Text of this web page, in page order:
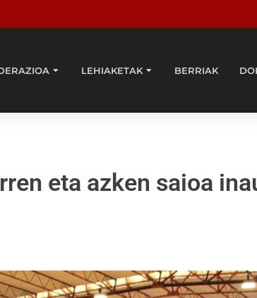
LEHIAKETAK BERRIAK
eta azken saioa